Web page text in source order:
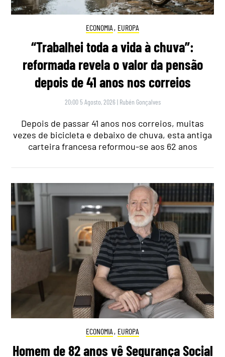
ECONOMIA , EUROPA
“Trabalhei toda a vida à chuva”:
reformada revela o valor da pensão
depois de 41 anos nos correios
20:00 5 Agosto, 2026 | Rubén Gonçalves
Depois de passar 41 anos nos correios, muitas
vezes de bicicleta e debaixo de chuva, esta antiga
carteira francesa reformou-se aos 62 anos
ECONOMIA , EUROPA
Homem de 82 anos vê Segurança Social